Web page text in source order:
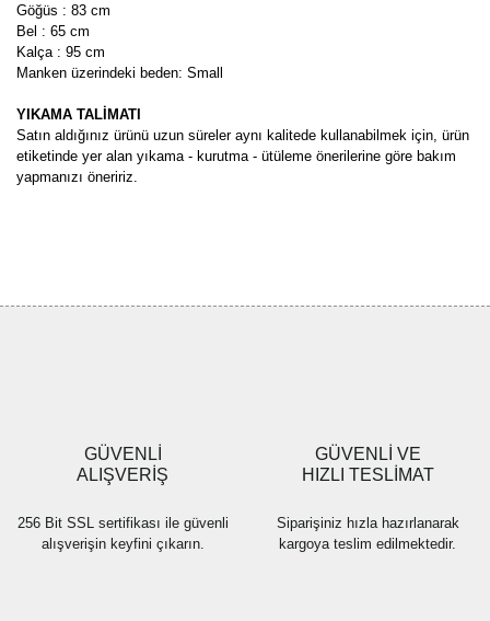
Göğüs : 83 cm
Bel : 65 cm
Kalça : 95 cm
Manken üzerindeki beden: Small
YIKAMA TALİMATI
Satın aldığınız ürünü uzun süreler aynı kalitede kullanabilmek için, ürün
etiketinde yer alan yıkama - kurutma - ütüleme önerilerine göre bakım
yapmanızı öneririz.
Ürün fiyatı diğer sitelerden daha pahalı.
Bu ürüne benzer farklı alternatifler olmalı.
GÜVENLİ
ALIŞVERİŞ
256 Bit SSL sertifikası ile güvenli
alışverişin keyfini çıkarın.
GÜVENLİ VE
HIZLI TESLİMAT
Siparişiniz hızla hazırlanarak
kargoya teslim edilmektedir.